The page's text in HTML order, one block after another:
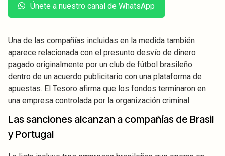
Únete a nuestro canal de WhatsApp
Una de las compañías incluidas en la medida también
aparece relacionada con el presunto desvío de dinero
pagado originalmente por un club de fútbol brasileño
dentro de un acuerdo publicitario con una plataforma de
apuestas. El Tesoro afirma que los fondos terminaron en
una empresa controlada por la organización criminal.
Las sanciones alcanzan a compañías de Brasil
y Portugal